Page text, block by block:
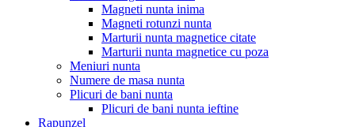
Magneti nunta inima
Magneti rotunzi nunta
Marturii nunta magnetice citate
Marturii nunta magnetice cu poza
Meniuri nunta
Numere de masa nunta
Plicuri de bani nunta
Plicuri de bani nunta ieftine
Rapunzel